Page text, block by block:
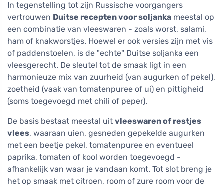
In tegenstelling tot zijn Russische voorgangers
vertrouwen Duitse recepten voor soljanka meestal op
een combinatie van vleeswaren - zoals worst, salami,
ham of knakworstjes. Hoewel er ook versies zijn met vis
of paddenstoelen, is de "echte" Duitse soljanka een
vleesgerecht. De sleutel tot de smaak ligt in een
harmonieuze mix van zuurheid (van augurken of pekel),
zoetheid (vaak van tomatenpuree of ui) en pittigheid
(soms toegevoegd met chili of peper).
De basis bestaat meestal uit vleeswaren of restjes
vlees, waaraan uien, gesneden gepekelde augurken
met een beetje pekel, tomatenpuree en eventueel
paprika, tomaten of kool worden toegevoegd -
afhankelijk van waar je vandaan komt. Tot slot breng je
het op smaak met citroen, room of zure room voor de